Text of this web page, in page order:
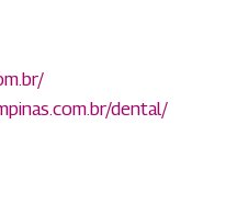
br/
br/dental/